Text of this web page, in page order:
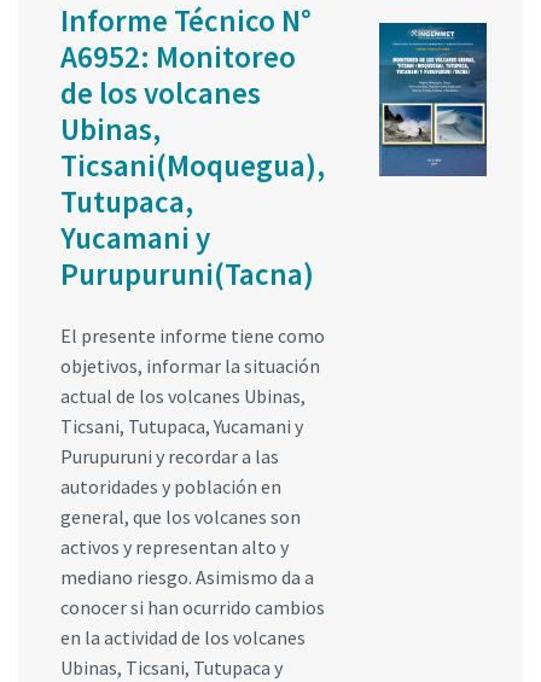
Informe Técnico N°
A6952: Monitoreo
de los volcanes
Ubinas,
Ticsani(Moquegua),
Tutupaca,
Yucamani y
Purupuruni(Tacna)
El presente informe tiene como
objetivos, informar la situación
actual de los volcanes Ubinas,
Ticsani, Tutupaca, Yucamani y
Purupuruni y recordar a las
autoridades y población en
general, que los volcanes son
activos y representan alto y
mediano riesgo. Asimismo da a
conocer si han ocurrido cambios
en la actividad de los volcanes
Ubinas, Ticsani, Tutupaca y